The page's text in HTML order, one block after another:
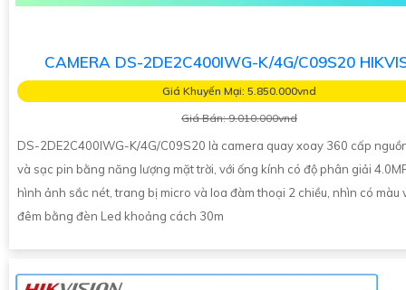
CAMERA DS-2DE2C400IWG-K/4G/C09S20
Giá Khuyến Mại: 5.850.000vnd
Giá Bán: 9.010.000vnd
DS-2DE2C400IWG-K/4G/C09S20 là camera quay xoay 360 cấp
và sạc pin bằng năng lượng mặt trời, với ống kính có độ phân giải
hình ảnh sắc nét, trang bị micro và loa đàm thoại 2 chiều, nhìn có màu
đêm bằng đèn Led khoảng cách 30m